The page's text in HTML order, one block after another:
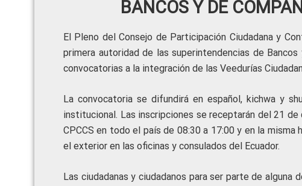
BANCOS Y DE
El Pleno del Consejo de Participación Ciudadana y
primera autoridad de las superintendencias de
convocatorias a la integración de las Veedurías
La convocatoria se difundirá en español, kichwa y
institucional. Las inscripciones se receptarán del 21
CPCCS en todo el país de 08:30 a 17:00 y en la
el exterior en las oficinas y consulados del Ecuador.
Las ciudadanas y ciudadanos para ser parte de